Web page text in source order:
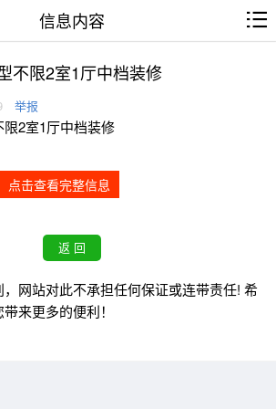
信息内容
不限2室1厅中档装修
举报
2室1厅中档装修
点击查看完整信息
网站对此不承担任何保证或连带责任! 希
来更多的便利！